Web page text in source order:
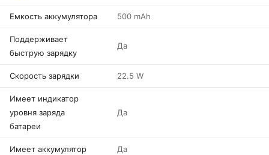
Емкость аккумулятора 500 mAh
Поддерживает
быструю зарядку
Да
Скорость зарядки 22.5 W
Имеет индикатор
уровня заряда
батареи
Да
Имеет аккумулятор Да